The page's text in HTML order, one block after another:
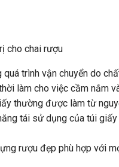
cho chai rượu
trình vận chuyển do
làm cho việc cầm nắm
thường được làm từ
tái sử dụng của túi
rượu đẹp phù hợp với